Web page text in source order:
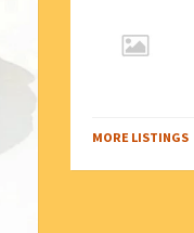
MORE LISTINGS